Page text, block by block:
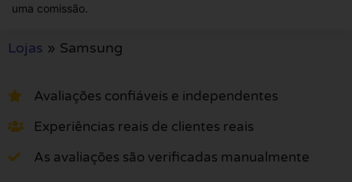
uma comissão.
Lojas » Samsung
Avaliações confiáveis e independentes
Experiências reais de clientes reais
As avaliações são verificadas manualmente